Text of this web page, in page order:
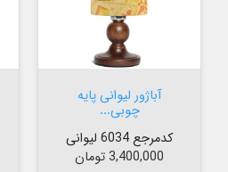
آباژور لیوانی پایه
چوبی...
کدمرجع 6034 لیوانی
قیمت
3,400,000 تومان